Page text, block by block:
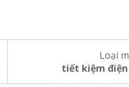
Loại
tiết kiệm